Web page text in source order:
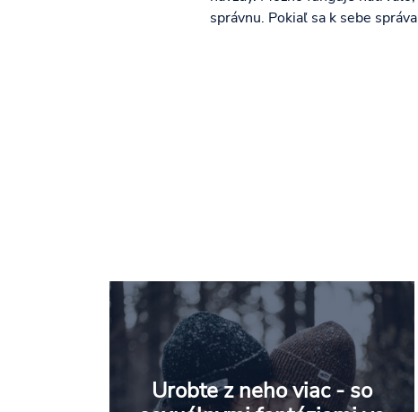
správnu. Pokiaľ sa k sebe
Urobte z neho viac - so